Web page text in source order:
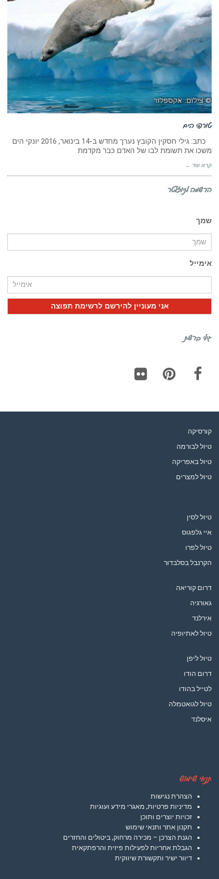
טורפי הים
כתב: גילי חסקין הקובץ נערך מחדש ב-14 בינואר, 2016 יונקי הים
משכו את תשומת לבו של האדם כבר מקדמת
קרא עוד ←
הרשמה לניוזלטר
שמך
אימייל
גילי ברשת
קורסיקה
טיול לבורמה
טיול באפריקה
טיול למצרים
טיול לסין
איי גלפגוס
טיול לפרו
הקרנבל בסלבדור
דרום קוריאה
גאורגיה
אירלנד
טיול לאתיופיה
טיול ליפן
דרום הודו
לטייל בהודו
טיול לגואטמלה
איסלנד
תנאי שימוש
הצהרת נגישות
מדיניות פרטיות, מאגרי מידע ועוגיות
זכויות יוצרים ותוכן
תקנון אתר ותנאי שימוש
הגנת הצרכן – מכירה מרחוק, ביטולים והחזרים
הגבלת אחריות לפעילות פיזית והרפתקאית
דיוור ישיר ותקשורת שיווקית